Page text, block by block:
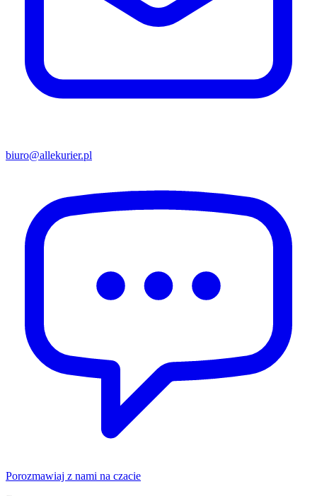
biuro@allekurier.pl
Porozmawiaj z nami na czacie